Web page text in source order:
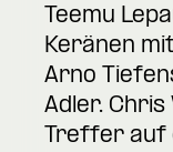
Teemu
Keränen
Arno
Adler.
Treffer auf